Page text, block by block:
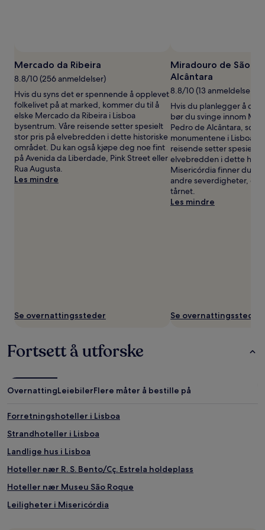
vilkår
kan
gjelde.
Mercado da Ribeira
8.8/10 (256 anmeldelser)
Hvis du syns det er spennende å opplevet
folkelivet på at marked, kommer du til å
elske Mercado da Ribeira i Lisboa
bysentrum. Våre reisende setter spesielt
stor pris på elvebredden i dette historiske
området. Du kan også kjøpe deg noe fint
på Avenida da Liberdade, Pink Street eller
Rua Augusta.
Les mindre
Se overnattingssteder
Miradouro de São
Alcântara
8.8/10 (13 anmeldelser)
Hvis du planlegger å dra
bør du svinge innom
Pedro de Alcântara, som
monumentene i Lisboa
reisende setter spesielt
elvebredden i dette
Misericórdia finner du
andre severdigheter,
tårnet.
Les mindre
Se overnattingssteder
Fortsett å utforske
OvernattingLeiebilerFlere måter å bestille på
Forretningshoteller i Lisboa
Strandhoteller i Lisboa
Landlige hus i Lisboa
Hoteller nær R. S. Bento/Cç. Estrela holdeplass
Hoteller nær Museu São Roque
Leiligheter i Misericórdia